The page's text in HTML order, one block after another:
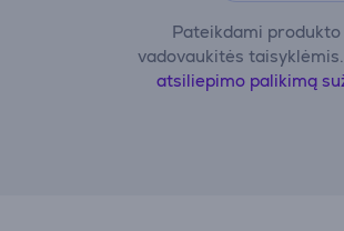
Pateikdami produkto
vadovaukitės taisyklėmis.
atsiliepimo palikimą